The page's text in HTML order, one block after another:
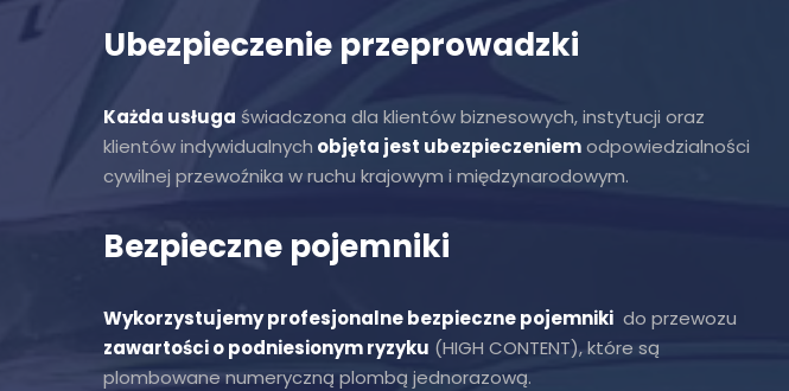
Ubezpieczenie przeprowadzki
Każda usługa świadczona dla klientów biznesowych, instytucji oraz
klientów indywidualnych objęta jest ubezpieczeniemodpowiedzialności
cywilnej przewoźnika w ruchu krajowym i międzynarodowym.
Bezpieczne pojemniki
Wykorzystujemy profesjonalne bezpieczne pojemniki do przewozu
zawartości o podniesionym ryzyku (HIGH CONTENT), które są
plombowane numeryczną plombą jednorazową.